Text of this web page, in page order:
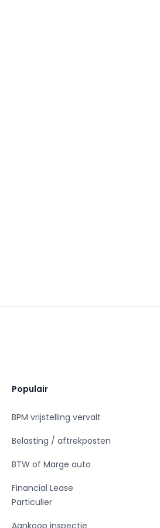
Populair
BPM vrijstelling vervalt
Belasting / aftrekposten
BTW of Marge auto
Financial Lease
Particulier
Aankoop inspectie